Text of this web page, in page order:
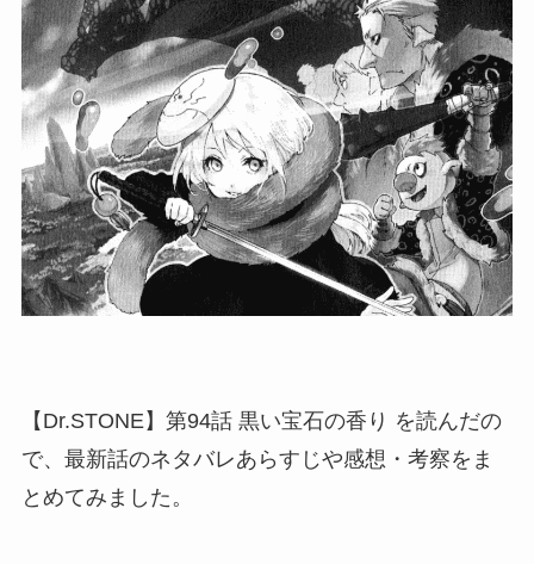
【Dr.STONE】第94話 黒い宝石の香り を読んだの
で、最新話のネタバレあらすじや感想・考察をま
とめてみました。